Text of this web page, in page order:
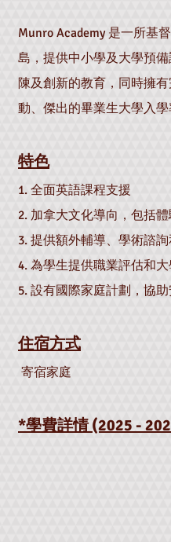
Munro Academy 是一所基
島，提供中小學及大學預
陳及創新的教育，同時擁
動、傑出的畢業生大學入學
特色
1. 全面英語課程支援
2. 加拿大文化導向，包括
3. 提供額外輔導、學術諮
4. 為學生提供職業評估和
5. 設有國際家庭計劃，協
住宿方式
寄宿家庭
*學費詳情 (2025 -